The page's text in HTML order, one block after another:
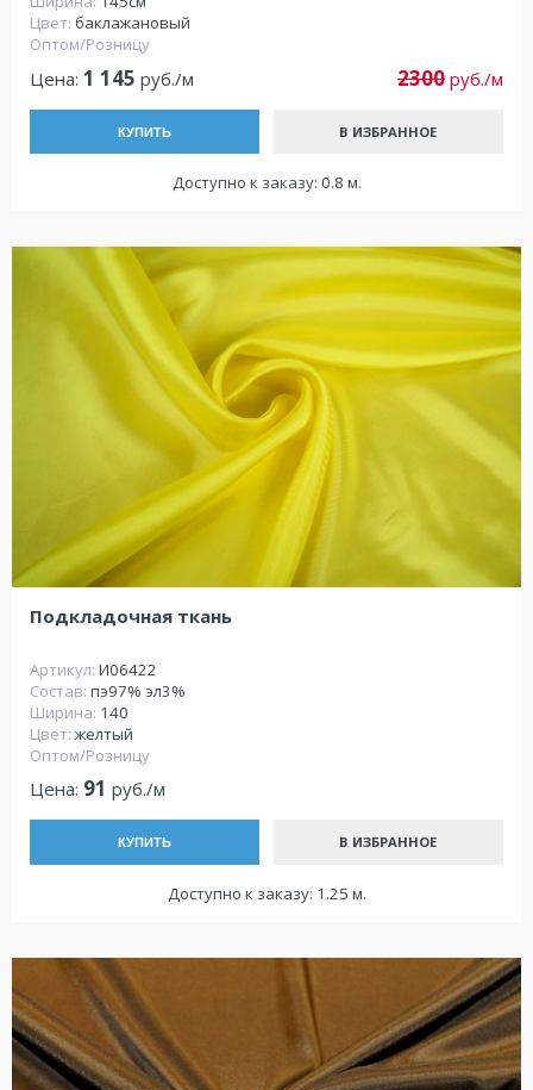
Цвет: баклажановый
Оптом/Розницу
Цена: 1 145 руб./м 2300 руб./м
КУПИТЬ В ИЗБРАННОЕ
Доступно к заказу: 0.8 м.
Подкладочная ткань
Артикул: И06422
Состав: пэ97% эл3%
Ширина: 140
Цвет: желтый
Оптом/Розницу
Цена: 91 руб./м
КУПИТЬ В ИЗБРАННОЕ
Доступно к заказу: 1.25 м.